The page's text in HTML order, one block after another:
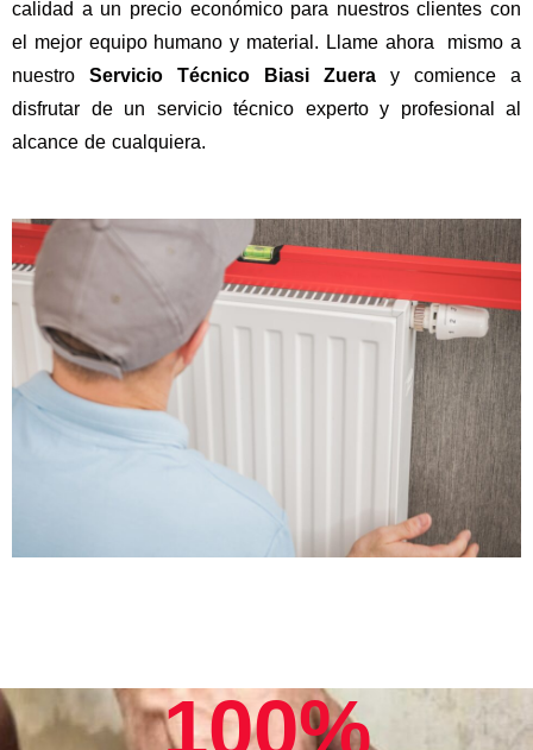
calidad a un precio económico para nuestros clientes con
el mejor equipo humano y material. Llame ahora mismo a
nuestro Servicio Técnico Biasi Zuera y comience a
disfrutar de un servicio técnico experto y profesional al
alcance de cualquiera.
100%